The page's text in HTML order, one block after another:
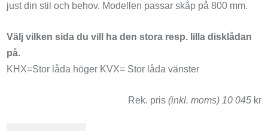
just din stil och behov. Modellen passar skåp på 800 mm.
Välj vilken sida du vill ha den stora resp. lilla disklådan
på.
KHX=Stor låda höger KVX= Stor låda vänster
Rek. pris (inkl. moms) 10 045kr